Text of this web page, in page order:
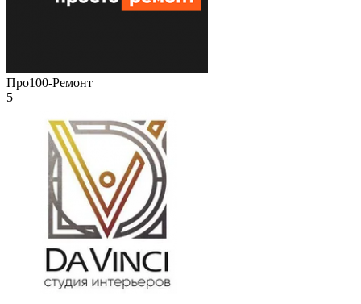
Про100-Ремонт
5